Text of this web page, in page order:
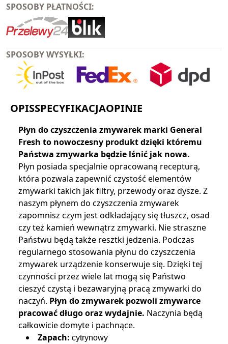
SPOSOBY PŁATNOŚCI:
SPOSOBY WYSYŁKI:
OPISSPECYFIKACJAOPINIE
Płyn do czyszczenia zmywarek marki General
Fresh to nowoczesny produkt dzięki któremu
Państwa zmywarka będzie lśnić jak nowa.
Płyn posiada specjalnie opracowaną recepturą,
która pozwala zapewnić czystość elementów
zmywarki takich jak filtry, przewody oraz dysze. Z
naszym płynem do czyszczenia zmywarek
zapomnisz czym jest odkładający się tłuszcz, osad
czy też kamień wewnątrz zmywarki. Nie straszne
Państwu będą także resztki jedzenia. Podczas
regularnego stosowania płynu do czyszczenia
zmywarek urządzenie konserwuje się. Dzięki tej
czynności przez wiele lat mogą się Państwo
cieszyć czystą i bezawaryjną pracą zmywarki do
naczyń. Płyn do zmywarek pozwoli zmywarce
pracować długo oraz wydajnie. Naczynia będą
całkowicie domyte i pachnące.
Zapach: cytrynowy